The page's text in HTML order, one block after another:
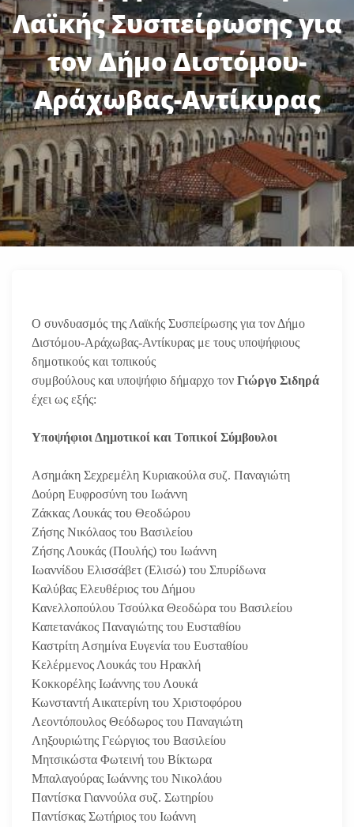
Λαϊκής Συσπείρωσης για
τον Δήμο Διστόμου-
Αράχωβας-Αντίκυρας
Ο συνδυασμός της Λαϊκής Συσπείρωσης για τον Δήμο
Διστόμου-Αράχωβας-Αντίκυρας με τους υποψήφιους
δημοτικούς και τοπικούς
συμβούλους και υποψήφιο δήμαρχο τον Γιώργο Σιδηρά
έχει ως εξής:
Υποψήφιοι Δημοτικοί και Τοπικοί Σύμβουλοι
Ασημάκη Σεχρεμέλη Κυριακούλα συζ. Παναγιώτη
Δούρη Ευφροσύνη του Ιωάννη
Ζάκκας Λουκάς του Θεοδώρου
Ζήσης Νικόλαος του Βασιλείου
Ζήσης Λουκάς (Πουλής) του Ιωάννη
Ιωαννίδου Ελισσάβετ (Ελισώ) του Σπυρίδωνα
Καλύβας Ελευθέριος του Δήμου
Κανελλοπούλου Τσούλκα Θεοδώρα του Βασιλείου
Καπετανάκος Παναγιώτης του Ευσταθίου
Καστρίτη Ασημίνα Ευγενία του Ευσταθίου
Κελέρμενος Λουκάς του Ηρακλή
Κοκκορέλης Ιωάννης του Λουκά
Κωνσταντή Αικατερίνη του Χριστοφόρου
Λεοντόπουλος Θεόδωρος του Παναγιώτη
Ληξουριώτης Γεώργιος του Βασιλείου
Μητσικώστα Φωτεινή του Βίκτωρα
Μπαλαγούρας Ιωάννης του Νικολάου
Παντίσκα Γιαννούλα συζ. Σωτηρίου
Παντίσκας Σωτήριος του Ιωάννη